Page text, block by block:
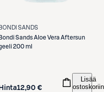
BONDI SANDS
Bondi SandsAloe Vera Aftersun
200 ml
Hinta12,90 €
Lisää
ostoskoriin